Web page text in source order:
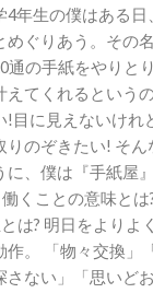
4年生の僕はある日
めぐりあう。その
通の手紙をやりと
えてくれるという
!目に見えないけれ
りのぞきたい! そん
に、僕は『手紙屋
くことの意味とは
は? 明日をよりよ
作。 「物々交換」
さない」「思いど